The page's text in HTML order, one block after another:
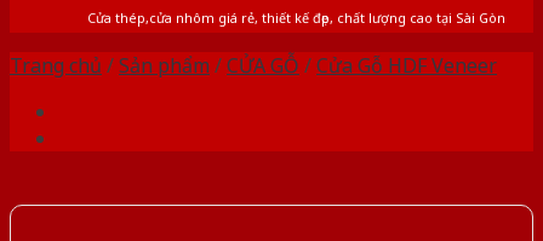
Cửa thép,cửa nhôm giá rẻ, thiết kế đẹp, chất lượng cao tại Sài Gòn
Trang chủ /Sản phẩm /CỬA GỖ /Cửa Gỗ HDF Veneer